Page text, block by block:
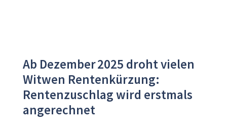
Ab Dezember 2025 droht vielen
Witwen Rentenkürzung:
Rentenzuschlag wird erstmals
angerechnet